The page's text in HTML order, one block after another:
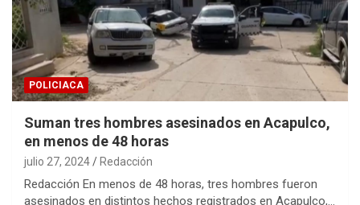
POLICIACA
Suman tres hombres asesinados en Acapulco,
en menos de 48 horas
julio 27, 2024 Redacción
Redacción En menos de 48 horas, tres hombres fueron
asesinados en distintos hechos registrados en Acapulco,…